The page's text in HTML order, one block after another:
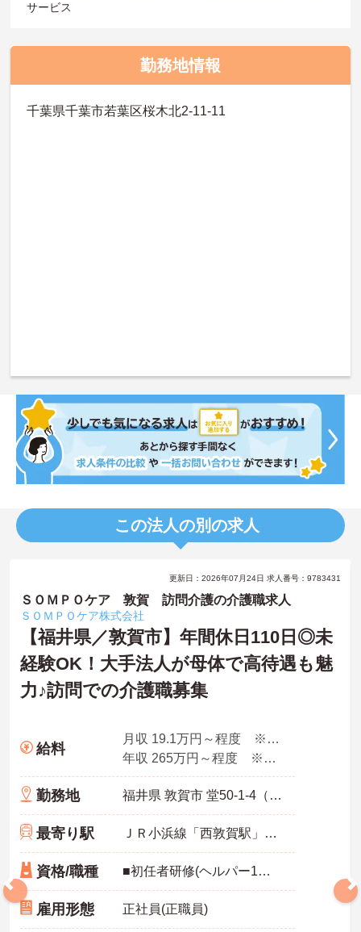
サービス
勤務地情報
千葉県千葉市若葉区桜木北2-11-11
この法人の別の求人
更新日：2026年07月24日 求人番号：9783431
ＳＯＭＰＯケア 敦賀 訪問介護の介護職求人
ＳＯＭＰＯケア株式会社
【福井県／敦賀市】年間休日110日◎未
経験OK！大手法人が母体で高待遇も魅
力♪訪問での介護職募集
給料
月収 19.1万円～程度 ※諸手当込み
年収 265万円～程度 ※想定年収
勤務地 福井県 敦賀市 堂50-1-4（長沢）日経ビル1F
最寄り駅 ＪＲ小浜線「西敦賀駅」バス・車4分
資格/職種 ■初任者研修(ヘルパー1級・2級)以上の資格をお持ちの方 ■スマートフォン所持必須（業務に使用するため） ■普通運転免許必須（AT可） ※未経験可
雇用形態 正社員(正職員)